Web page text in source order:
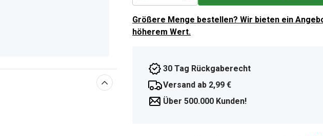
Größere Menge bestellen? Wir bieten ein
höherem Wert.
30 Tag Rückgaberecht
Versand ab 2,99 €
Über 500.000 Kunden!